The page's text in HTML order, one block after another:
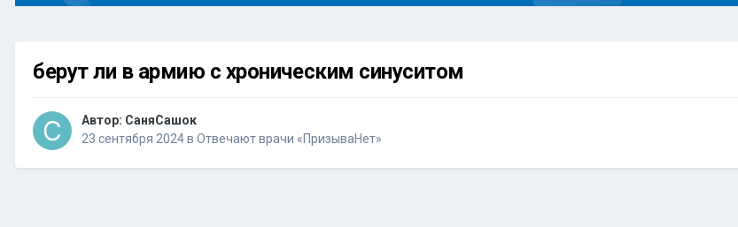
берут ли в армию с хроническим синуситом
Автор: СаняСашок
23 сентября 2024в Отвечают врачи «ПризываНет»